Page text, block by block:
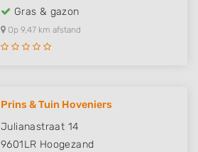
Gras & gazon
Op 9,47 km afstand
Prins & Tuin Hoveniers
Julianastraat 14
9601LR Hoogezand